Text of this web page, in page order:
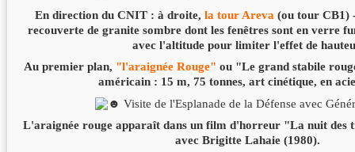
En direction du CNIT : à droite, la tour Areva (ou tour CB1)
recouverte de granite sombre dont les fenêtres sont en verre
avec l'altitude pour limiter l'effet de
Au premier plan, "l'araignée Rouge" ou "Le grand stabile
américain : 15 m, 75 tonnes, art cinétique, en
L'araignée rouge apparaît dans un film d'horreur "La nuit des
avec Brigitte Lahaie (1980).